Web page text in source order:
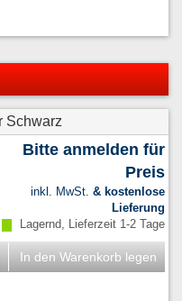
Schwarz
Bitte anmelden für
Preis
inkl. MwSt. & kostenlose
Lieferung
Lagernd, Lieferzeit 1-2 Tage
In den Warenkorb legen